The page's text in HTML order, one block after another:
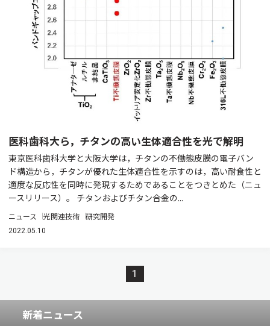
医科歯科大ら，チタンの高い生体適合性を光で解明
東京医科歯科大学と大阪大学は，チタンの不働態皮膜の電子バン
ド構造から，チタンが優れた生体適合性を示すのは，高い耐食性と
適度な反応性を同時に発現するためであることをつきとめた（ニュ
ースリリース）。 チタンおよびチタン合金の...
ニュース 光関連技術 研究開発
2022.05.10
1
新着ニュース